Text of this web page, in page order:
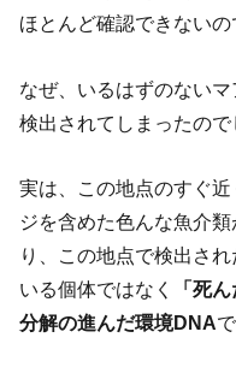
ほとんど確認できないの
なぜ、いるはずのない
検出されてしまったので
実は、この地点のすぐ
ジを含めた色んな魚介
り、この地点で検出さ
いる個体ではなく
「死
分解の進んだ環境DNA